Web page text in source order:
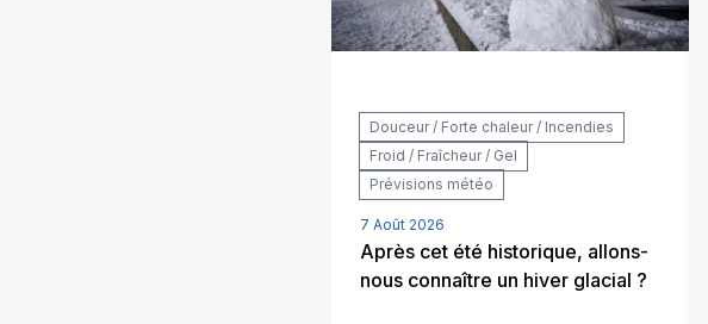
Douceur / Forte chaleur / Incendies
Froid / Fraîcheur / Gel
Prévisions météo
7 Août 2026
Après cet été historique, allons-
nous connaître un hiver glacial ?